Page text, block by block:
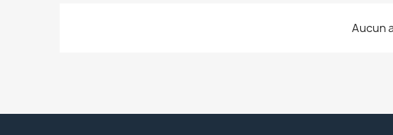
Aucun